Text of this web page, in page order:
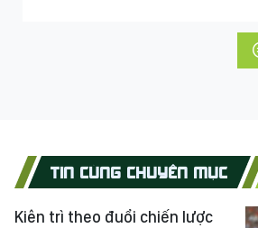
TIN CÙNG CHUYÊN MỤC
Kiên trì theo đuổi chiến lược